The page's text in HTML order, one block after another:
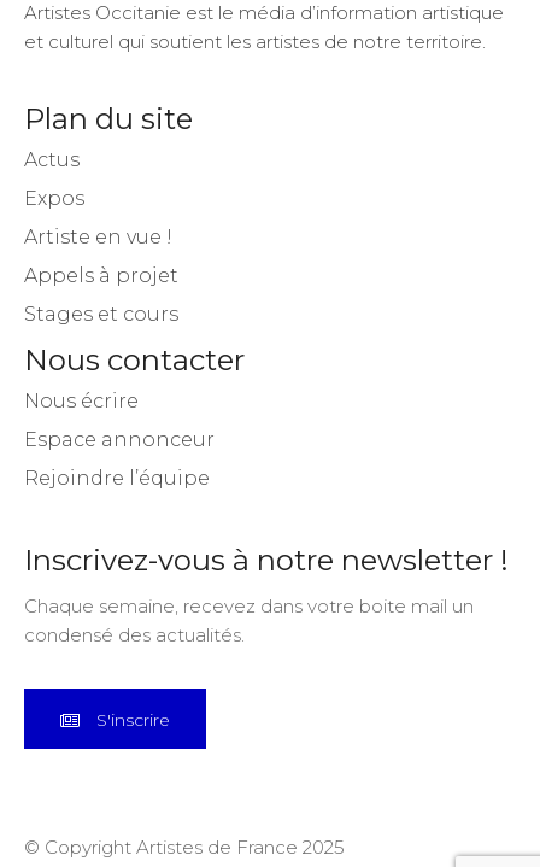
Artistes Occitanie est le média d’information artistique
et culturel qui soutient les artistes de notre territoire.
Plan du site
Actus
Expos
Artiste en vue !
Appels à projet
Stages et cours
Nous contacter
Nous écrire
Espace annonceur
Rejoindre l’équipe
Inscrivez-vous à notre newsletter !
Chaque semaine, recevez dans votre boite mail un
condensé des actualités.
S'inscrire
© Copyright Artistes de France 2025